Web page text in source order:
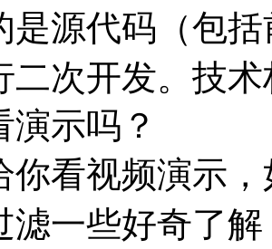
是源代码（包
二次开发。技
演示吗？
你看视频演示
滤一些好奇了